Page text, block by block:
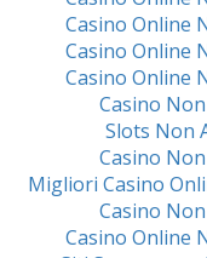
Casino Online
Casino Online
Casino Online
Casino
Slots Non
Casino
Migliori Casino
Casino
Casino Online